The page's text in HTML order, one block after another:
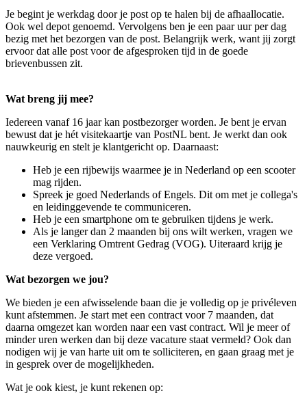
Je begint je werkdag door je post op te halen bij de afhaallocatie.
Ook wel depot genoemd. Vervolgens ben je een paar uur per dag
bezig met het bezorgen van de post. Belangrijk werk, want jij zorgt
ervoor dat alle post voor de afgesproken tijd in de goede
brievenbussen zit.
Wat breng jij mee?
Iedereen vanaf 16 jaar kan postbezorger worden. Je bent je ervan
bewust dat je hét visitekaartje van PostNL bent. Je werkt dan ook
nauwkeurig en stelt je klantgericht op. Daarnaast:
Heb je een rijbewijs waarmee je in Nederland op een scooter
mag rijden.
Spreek je goed Nederlands of Engels. Dit om met je collega's
en leidinggevende te communiceren.
Heb je een smartphone om te gebruiken tijdens je werk.
Als je langer dan 2 maanden bij ons wilt werken, vragen we
een Verklaring Omtrent Gedrag (VOG). Uiteraard krijg je
deze vergoed.
Wat bezorgen we jou?
We bieden je een afwisselende baan die je volledig op je privéleven
kunt afstemmen. Je start met een contract voor 7 maanden, dat
daarna omgezet kan worden naar een vast contract. Wil je meer of
minder uren werken dan bij deze vacature staat vermeld? Ook dan
nodigen wij je van harte uit om te solliciteren, en gaan graag met je
in gesprek over de mogelijkheden.
Wat je ook kiest, je kunt rekenen op: